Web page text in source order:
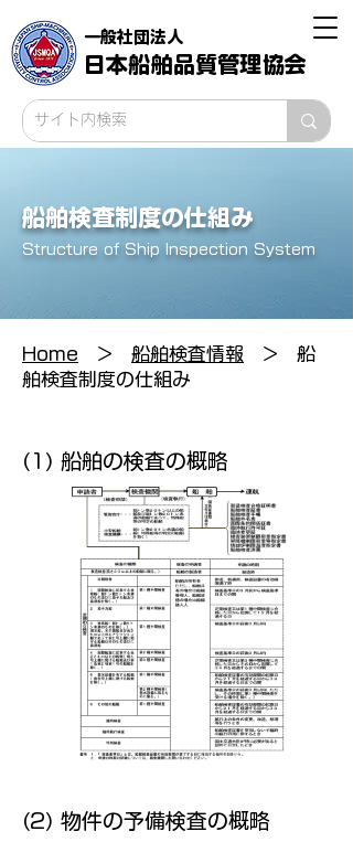
一般社団法人
日本船舶品質管理協会
船舶検査制度の仕組み
Structure of Ship Inspection System
Home > 船舶検査情報 > 船
舶検査制度の仕組み
(1) 船舶の検査の概略
(2) 物件の予備検査の概略